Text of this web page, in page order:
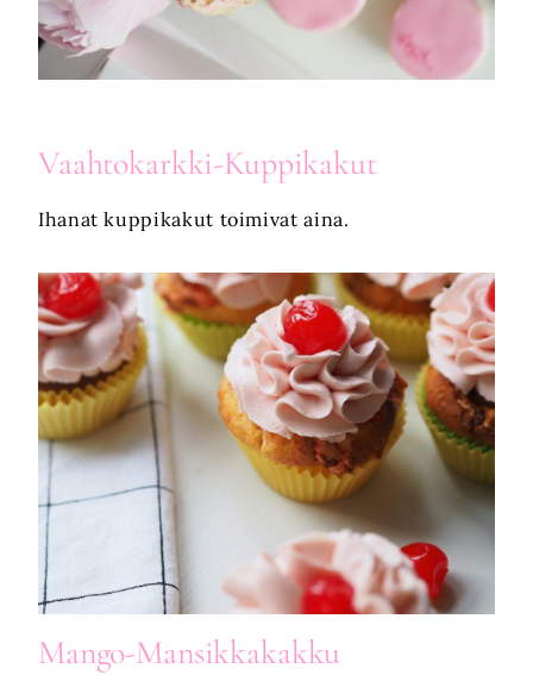
Vaahtokarkki-Kuppikakut
Ihanat kuppikakut toimivat aina.
Mango-Mansikkakakku